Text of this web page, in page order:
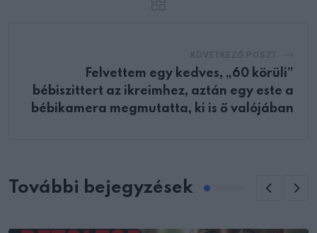
Felvettem egy kedves, „60 körüli”
bébiszittert az ikreimhez, aztán egy este a
bébikamera megmutatta, ki is ő valójában
További bejegyzések